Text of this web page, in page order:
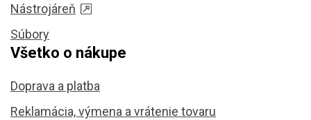
Nástrojáreň
Súbory
Všetko o nákupe
Doprava a platba
Reklamácia, výmena a vrátenie tovaru